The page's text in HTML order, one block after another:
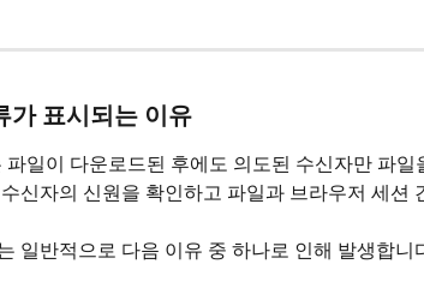
가 표시되는 이유
파일이 다운로드된 후에도 의도된 수신자만 파
신자의 신원을 확인하고 파일과 브라우저 세션
일반적으로 다음 이유 중 하나로 인해 발생합니